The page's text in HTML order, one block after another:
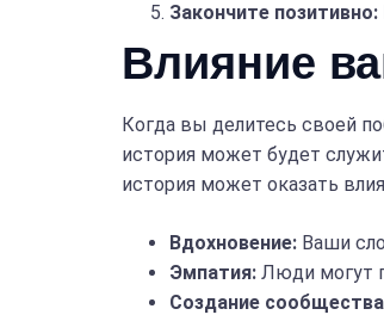
Закончите позитивно:
Влияние
Когда вы делитесь своей
история может будет
история может оказать
Вдохновение: Ваши
Эмпатия: Люди могут
Создание